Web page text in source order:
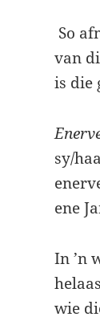
So
van
is die
sy/
ene
In ’n
wie